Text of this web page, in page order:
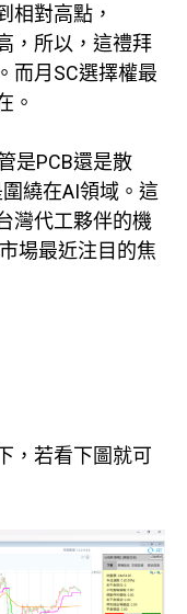
相對高點，
，所以，這禮拜
而月SC選擇權最
。
是PCB還是散
繞在AI領域。這
灣代工夥伴的機
場最近注目的焦
，若看下圖就可